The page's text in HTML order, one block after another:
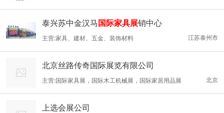
日本东京国际家具展、印度孟买国际家具展、德国科隆国际家具
展、印度孟买国际家具展、俄罗斯莫斯科国际家具展、美国拉斯维
加斯国际家具展、中东迪拜国际家具展、南非约翰内斯堡国际家具
泰兴苏中金汉马 国际家具展销中心
江苏泰州市
主营:家具、建材、五金、装饰材料
北京丝路传奇国际展览有限公司
北京
主营:国际家具展，国际木工机械展，国际家居用品展
上选会展公司